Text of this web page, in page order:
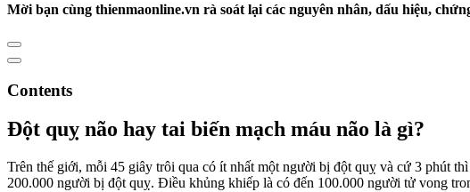
Mời bạn cùng thienmaonline.vn rà soát lại các nguyên nhân, dấu hiệu,
Contents
Đột quỵ não hay tai biến mạch máu não là gì?
Trên thế giới, mỗi 45 giây trôi qua có ít nhất một người bị đột quỵ và cứ 3 phút
200.000 người bị đột quỵ. Điều khủng khiếp là có đến 100.000 người tử vong